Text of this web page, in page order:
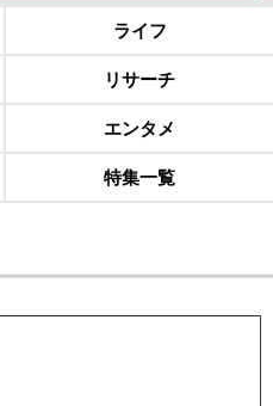
ライフ
リサーチ
エンタメ
特集一覧